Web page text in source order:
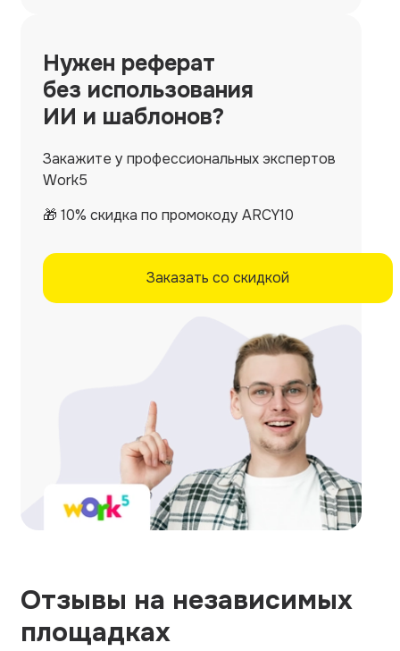
Нужен реферат
без использования
ИИ и шаблонов?
Закажите у профессиональных экспертов
Work5
🎁 10% скидка по промокоду ARCY10
Заказать со скидкой
Отзывы на независимых
площадках